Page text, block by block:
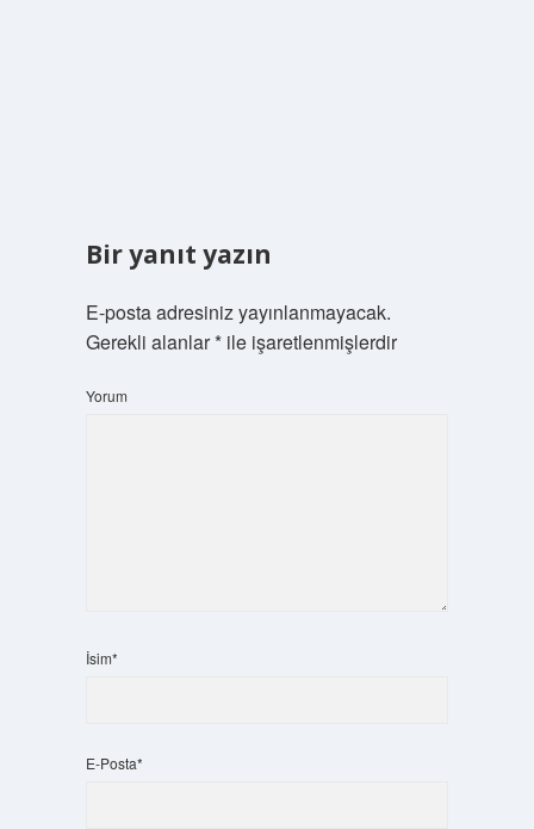
Bir yanıt yazın
E-posta adresiniz yayınlanmayacak.
Gerekli alanlar*ile işaretlenmişlerdir
Yorum
İsim*
E-Posta*